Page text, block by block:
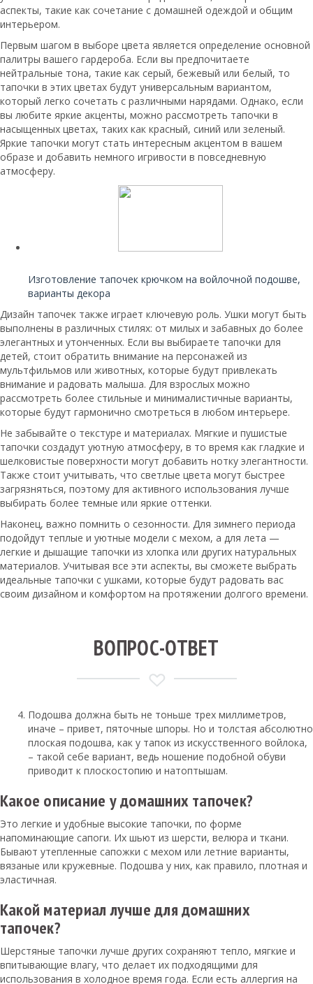
аспекты, такие как сочетание с домашней одеждой и общим
интерьером.
Первым шагом в выборе цвета является определение основной
палитры вашего гардероба. Если вы предпочитаете
нейтральные тона, такие как серый, бежевый или белый, то
тапочки в этих цветах будут универсальным вариантом,
который легко сочетать с различными нарядами. Однако, если
вы любите яркие акценты, можно рассмотреть тапочки в
насыщенных цветах, таких как красный, синий или зеленый.
Яркие тапочки могут стать интересным акцентом в вашем
образе и добавить немного игривости в повседневную
атмосферу.
Изготовление тапочек крючком на войлочной подошве,
варианты декора
Дизайн тапочек также играет ключевую роль. Ушки могут быть
выполнены в различных стилях: от милых и забавных до более
элегантных и утонченных. Если вы выбираете тапочки для
детей, стоит обратить внимание на персонажей из
мультфильмов или животных, которые будут привлекать
внимание и радовать малыша. Для взрослых можно
рассмотреть более стильные и минималистичные варианты,
которые будут гармонично смотреться в любом интерьере.
Не забывайте о текстуре и материалах. Мягкие и пушистые
тапочки создадут уютную атмосферу, в то время как гладкие и
шелковистые поверхности могут добавить нотку элегантности.
Также стоит учитывать, что светлые цвета могут быстрее
загрязняться, поэтому для активного использования лучше
выбирать более темные или яркие оттенки.
Наконец, важно помнить о сезонности. Для зимнего периода
подойдут теплые и уютные модели с мехом, а для лета —
легкие и дышащие тапочки из хлопка или других натуральных
материалов. Учитывая все эти аспекты, вы сможете выбрать
идеальные тапочки с ушками, которые будут радовать вас
своим дизайном и комфортом на протяжении долгого времени.
ВОПРОС-ОТВЕТ
Подошва должна быть не тоньше трех миллиметров,
иначе – привет, пяточные шпоры. Но и толстая абсолютно
плоская подошва, как у тапок из искусственного войлока,
– такой себе вариант, ведь ношение подобной обуви
приводит к плоскостопию и натоптышам.
Какое описание у домашних тапочек?
Это легкие и удобные высокие тапочки, по форме
напоминающие сапоги. Их шьют из шерсти, велюра и ткани.
Бывают утепленные сапожки с мехом или летние варианты,
вязаные или кружевные. Подошва у них, как правило, плотная и
эластичная.
Какой материал лучше для домашних
тапочек?
Шерстяные тапочки лучше других сохраняют тепло, мягкие и
впитывающие влагу, что делает их подходящими для
использования в холодное время года. Если есть аллергия на